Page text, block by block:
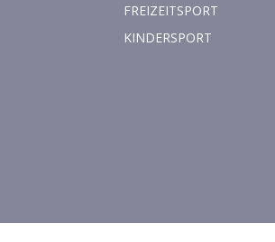
FREIZEITSPORT
KINDERSPORT